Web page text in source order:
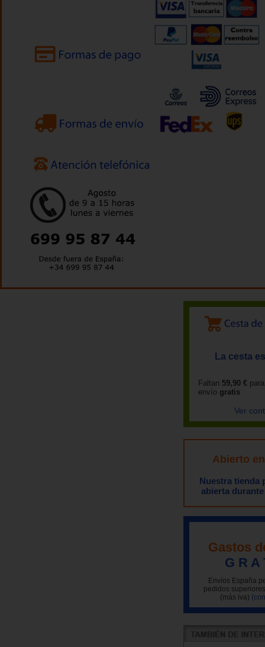
La cesta
Faltan 59,90 €
envío gratis
Ver
Abierto
Nuestra tienda
abierta
Gastos
G R A
Envíos España
pedidos
(más iva)